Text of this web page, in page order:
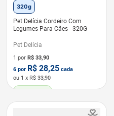
320g
Pet Delícia Cordeiro Com
Legumes Para Cães - 320G
Pet Delícia
1 por R$ 33,90
6 por R$ 28,25 cada
ou 1 x R$ 33,90